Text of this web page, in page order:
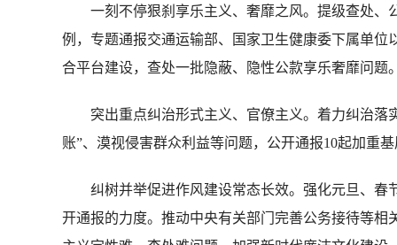
一刻不停狠刹享乐主义、奢靡之风。提级查处、
例，专题通报交通运输部、国家卫生健康委下属单
合平台建设，查处一批隐蔽、隐性公款享乐奢靡问题
突出重点纠治形式主义、官僚主义。着力纠治落
账”、漠视侵害群众利益等问题，公开通报10起加重
纠树并举促进作风建设常态长效。强化元旦、春
开通报的力度。推动中央有关部门完善公务接待等